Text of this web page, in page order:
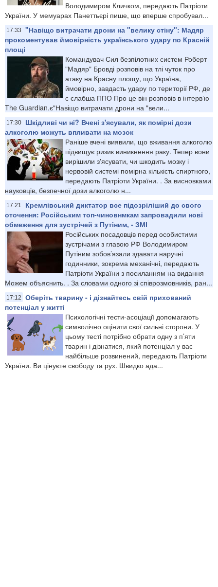
Володимиром Кличком, передають Патріоти
України. У мемуарах Панеттьєрі пише, що вперше спробувал...
17:33
"Навіщо витрачати дрони на "велику стіну": Мадяр
прокоментував ймовірність українського удару по Красній
площі
Командувач Сил безпілотних систем Роберт
"Мадяр" Бровді розповів на тлі чуток про
атаку на Красну площу, що Україна,
ймовірно, завдасть удару по території РФ, де
є слабша ППО Про це він розповів в інтервʼю
The Guardian.є"Навіщо витрачати дрони на "вели...
17:30
Шкідливі чи ні? Вчені з'ясували, як помірні дози
алкоголю можуть впливати на мозок
Раніше вчені виявили, що вживання алкоголю
підвищує ризик виникнення раку. Тепер вони
вирішили з'ясувати, чи шкодить мозку і
нервовій системі помірна кількість спиртного,
передають Патріоти України. . За висновками
науковців, безпечної дози алкоголю н...
17:21
Кремлівський диктатор все підозріліший до свого
оточення: Російським топ-чиновнмкам запровадили нові
обмеження для зустрічей з Путіним, - ЗМІ
Російських посадовців перед особистими
зустрічами з главою РФ Володимиром
Путіним зобов’язали здавати наручні
годинники, зокрема механічні, передають
Патріоти України з посиланням на видання
Можем объяснить. . За словами одного зі співрозмовників, ран...
17:12
Оберіть тварину - і дізнайтесь свій прихований
потенціал у житті
Психологічні тести-асоціації допомагають
символічно оцінити свої сильні сторони. У
цьому тесті потрібно обрати одну з п’яти
тварин і дізнатися, який потенціал у вас
найбільше розвинений, передають Патріоти
України. Ви цінуєте свободу та рух. Швидко ада...